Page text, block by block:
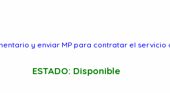
y enviar MP para contratar el servicio
ESTADO: Disponible